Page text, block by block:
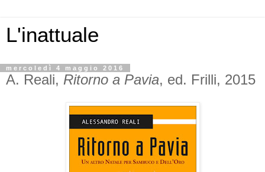
L'inattuale
mercoledì 4 maggio 2016
A. Reali, Ritorno a Pavia, ed. Frilli, 2015